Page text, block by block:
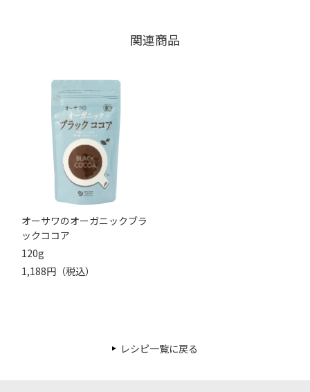
関連商品
オーサワのオーガニックブラ
ックココア
120g
1,188円（税込）
レシピ一覧に戻る